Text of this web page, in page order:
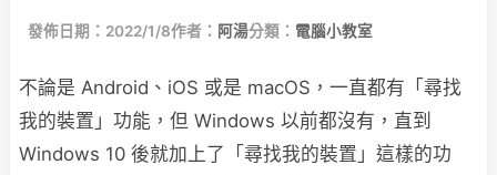
發佈日期：2022/1/8作者： 阿湯分類： 電腦小教室
不論是 Android、iOS 或是 macOS，一直都有「尋找
我的裝置」功能，但 Windows 以前都沒有，直到
Windows 10 後就加上了「尋找我的裝置」這樣的功